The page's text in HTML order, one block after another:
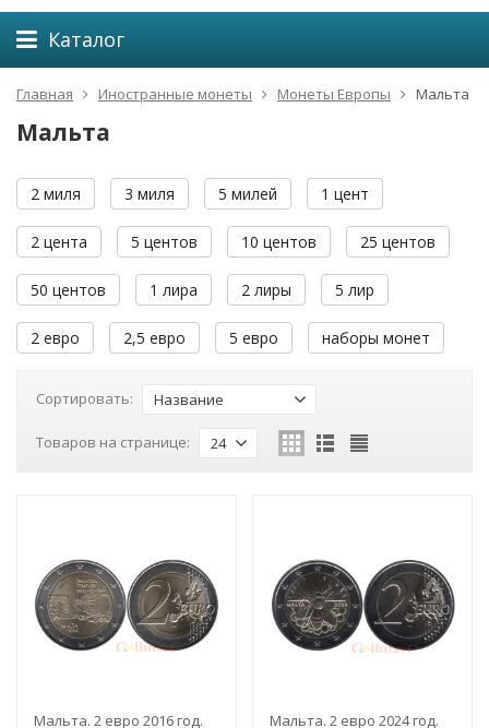
Каталог
Главная Иностранные монеты Монеты Европы Мальта
Мальта
2 миля 3 миля 5 милей 1 цент
2 цента 5 центов 10 центов 25 центов
50 центов 1 лира 2 лиры 5 лир
2 евро 2,5 евро 5 евро наборы монет
Сортировать: Название
Товаров на странице: 24
Мальта. 2 евро 2016 год.
Мальта. 2 евро 2024 год.